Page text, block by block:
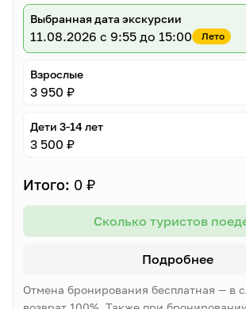
Выбранная дата экскурсии
11.08.2026 с 9:55 до 15:00 Лето
Взрослые
3 950 ₽
Дети 3-14 лет
3 500 ₽
Итого: 0 ₽
Сколько туристов
Подробнее
Отмена бронирования бесплатная — в